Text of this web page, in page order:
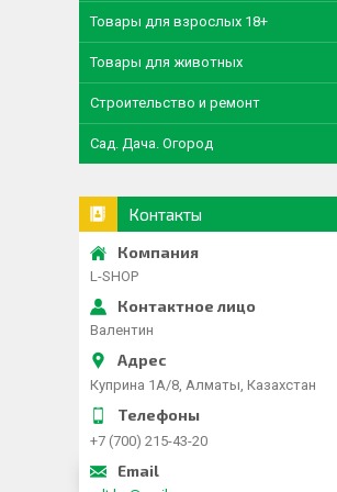
Товары для взрослых 18+
Товары для животных
Строительство и ремонт
Сад. Дача. Огород
Контакты
L-SHOP
Валентин
Куприна 1A/8, Алматы, Казахстан
+7 (700) 215-43-20